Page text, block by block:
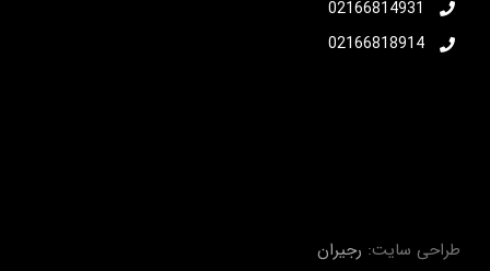
02166814931
02166818914
طراحی سایت: رجیران